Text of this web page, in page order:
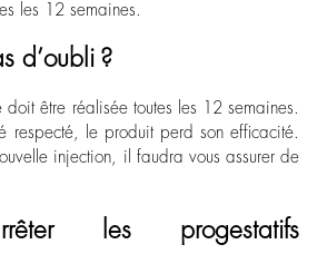
les 12 semaines.
d’oubli ?
doit être réalisée toutes les 12 semaines.
respecté, le produit perd son efficacité.
injection, il faudra vous assurer de
les progestatifs